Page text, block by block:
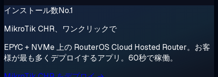
インストール数No.1
MikroTik CHR、ワンクリックで
EPYC + NVMe 上の RouterOS Cloud Hosted Router。お客
様が最も多くデプロイするアプリ。60秒で稼働。